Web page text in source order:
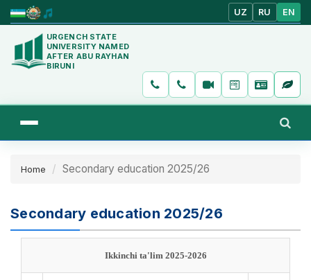
UZ RU EN
URGENCH STATE
UNIVERSITY NAMED
AFTER ABU RAYHAN
BIRUNI
Home Secondary education 2025/26
Secondary education 2025/26
Ikkinchi ta'lim 2025-2026